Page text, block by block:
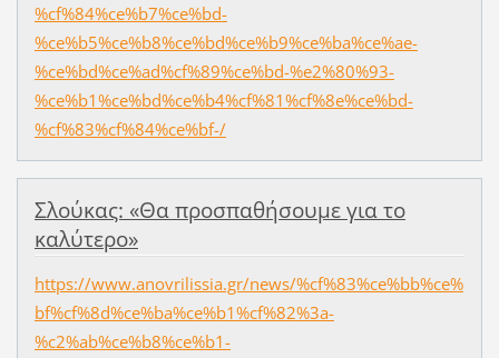
%cf%84%ce%b7%ce%bd-
%ce%b5%ce%b8%ce%bd%ce%b9%ce%ba%ce%ae-
%ce%bd%ce%ad%cf%89%ce%bd-%e2%80%93-
%ce%b1%ce%bd%ce%b4%cf%81%cf%8e%ce%bd-
%cf%83%cf%84%ce%bf-/
Σλούκας: «Θα προσπαθήσουμε για το
καλύτερο»
https://www.anovrilissia.gr/news/%cf%83%ce%bb%ce%
bf%cf%8d%ce%ba%ce%b1%cf%82%3a-
%c2%ab%ce%b8%ce%b1-